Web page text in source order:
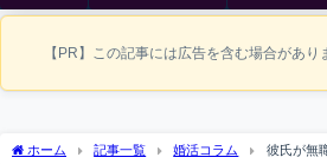
【PR】この記事には広告を含む場合があり
ホーム 記事一覧 婚活コラム
彼氏が無